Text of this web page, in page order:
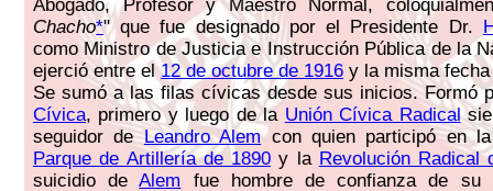
Abogado, Profesor y Maestro Normal,
Chacho*" que fue designado por el Presidente Dr.
como Ministro de Justicia e Instrucción Pública de la
ejerció entre el12 de octubre de 1916 y la misma
Se sumó a las filas cívicas desde sus inicios. Formó
Cívica, primero y luego de la Unión Cívica Radical
seguidor deLeandro Alemcon quien participó en
Parque de Artillería de 1890 y la Revolución Radical
suicidio deAlem fue hombre de confianza de